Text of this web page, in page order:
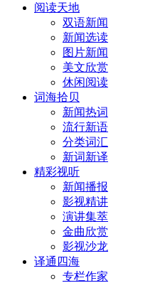
阅读天地
双语新闻
新闻选读
图片新闻
美文欣赏
休闲阅读
词海拾贝
新闻热词
流行新语
分类词汇
新词新译
精彩视听
新闻播报
影视精讲
演讲集萃
金曲欣赏
影视沙龙
译通四海
专栏作家